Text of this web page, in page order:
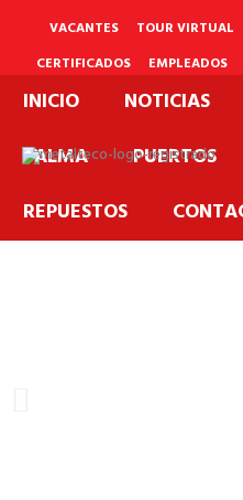
VACANTES TOUR VIRTUAL
CERTIFICADOS
EMPLEADOS
INICIO NOTICIAS
PALMA
PUERTOS
REPUESTOS